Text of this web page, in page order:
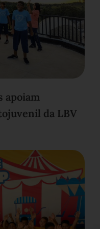
apoiam
da LBV